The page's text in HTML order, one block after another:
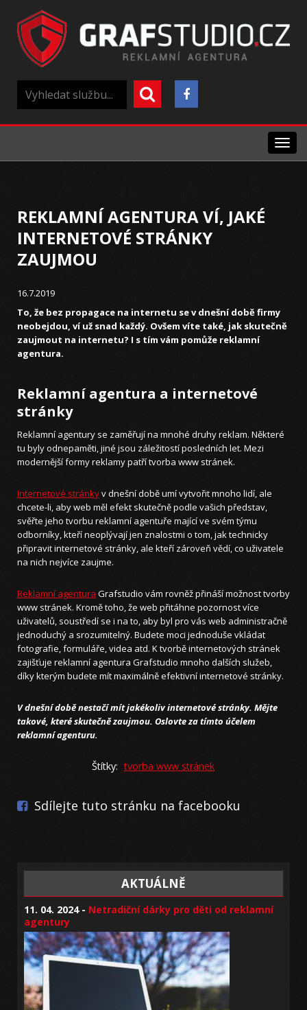
Menu
REKLAMNÍ AGENTURA VÍ, JAKÉ
INTERNETOVÉ STRÁNKY
ZAUJMOU
16.7.2019
To, že bez propagace na internetu se v dnešní době firmy
neobejdou, ví už snad každý. Ovšem víte také, jak skutečně
zaujmout na internetu? I s tím vám pomůže reklamní
agentura.
Reklamní agentura a internetové
stránky
Reklamní agentury se zaměřují na mnohé druhy reklam. Některé
tu byly odnepaměti, jiné jsou záležitostí posledních let. Mezi
modernější formy reklamy patří tvorba www stránek.
Internetové stránkyv dnešní době umí vytvořit mnoho lidí, ale
chcete-li, aby web měl efekt skutečně podle vašich představ,
svěřte jeho tvorbu reklamní agentuře mající ve svém týmu
odborníky, kteří neoplývají jen znalostmi o tom, jak technicky
připravit internetové stránky, ale kteří zároveň vědí, co uživatele
na nich nejvíce zaujme.
Reklamní agentura Grafstudio vám rovněž přináší možnost tvorby
www stránek. Kromě toho, že web přitáhne pozornost více
uživatelů, soustředí se i na to, aby byl pro vás web administračně
jednoduchý a srozumitelný. Budete moci jednoduše vkládat
fotografie, formuláře, videa atd. K tvorbě internetových stránek
zajišťuje reklamní agentura Grafstudio mnoho dalších služeb,
díky kterým budete mít maximálně efektivní internetové stránky.
V dnešní době nestačí mít jakékoliv internetové stránky. Mějte
takové, které skutečně zaujmou. Oslovte za tímto účelem
reklamní agenturu.
Štítky: tvorba www stránek
Sdílejte tuto stránku na facebooku
AKTUÁLNĚ
11. 04. 2024 - Netradiční dárky pro děti od reklamní
agentury